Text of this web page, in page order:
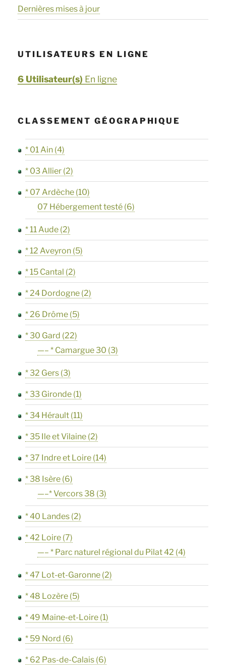
Dernières mises à jour
UTILISATEURS EN LIGNE
6 Utilisateur(s) En ligne
CLASSEMENT GÉOGRAPHIQUE
* 01 Ain (4)
* 03 Allier (2)
* 07 Ardèche (10)
07 Hébergement testé (6)
* 11 Aude (2)
* 12 Aveyron (5)
* 15 Cantal (2)
* 24 Dordogne (2)
* 26 Drôme (5)
* 30 Gard (22)
—– * Camargue 30 (3)
* 32 Gers (3)
* 33 Gironde (1)
* 34 Hérault (11)
* 35 Ile et Vilaine (2)
* 37 Indre et Loire (14)
* 38 Isère (6)
—–* Vercors 38 (3)
* 40 Landes (2)
* 42 Loire (7)
—– * Parc naturel régional du Pilat 42 (4)
* 47 Lot-et-Garonne (2)
* 48 Lozère (5)
* 49 Maine-et-Loire (1)
* 59 Nord (6)
* 62 Pas-de-Calais (6)